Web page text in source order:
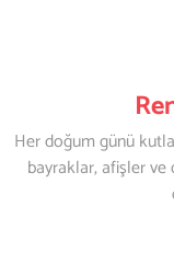
Her doğum günü
bayraklar, afişler